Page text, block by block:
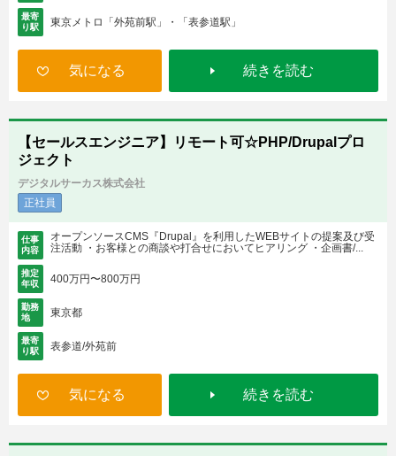
最寄
り駅
東京メトロ「外苑前駅」・「表参道駅」
気になる 続きを読む
【セールスエンジニア】リモート可☆PHP/Drupalプロ
ジェクト
デジタルサーカス株式会社
正社員
仕事
内容
オープンソースCMS『Drupal』を利用したWEBサイトの提案及び受
注活動 ・お客様との商談や打合せにおいてヒアリング ・企画書/...
推定
年収
400万円〜800万円
勤務
地
東京都
最寄
り駅
表参道/外苑前
気になる 続きを読む